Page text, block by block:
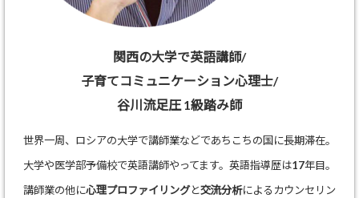
関西の大学で英語講師/
子育てコミュニケーション心理士/
谷川流足圧 1級踏み師
世界一周、ロシアの大学で講師業などであちこちの国に長期滞在。
大学や医学部予備校で英語講師やってます。英語指導歴は17年目。
講師業の他に心理プロファイリングと交流分析によるカウンセリン